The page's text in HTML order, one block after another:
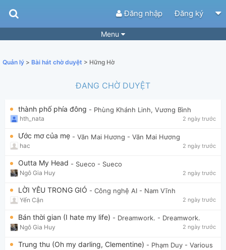
Đăng nhập Đăng ký
Menu
Tìm theo hợp âm Tải ứng dụng
Yêu cầu hợp âm
Tắt quảng cáo
Quản lý > Bài hát chờ duyệt > Hững Hờ
ĐANG CHỜ DUYỆT
thành phố phía đông - Phùng Khánh Linh, Vương Bình
hth_nata 2 ngày trước
Ước mơ của mẹ - Văn Mai Hương - Văn Mai Hương
hac 2 ngày trước
Outta My Head - Sueco - Sueco
Ngô Gia Huy 2 ngày trước
LỜI YÊU TRONG GIÓ - Công nghệ AI - Nam Vĩnh
Yến Cận 2 ngày trước
Bán thời gian (I hate my life) - Dreamwork. - Dreamwork.
Ngô Gia Huy 2 ngày trước
Trung thu (Oh my darling, Clementine) - Phạm Duy - Various